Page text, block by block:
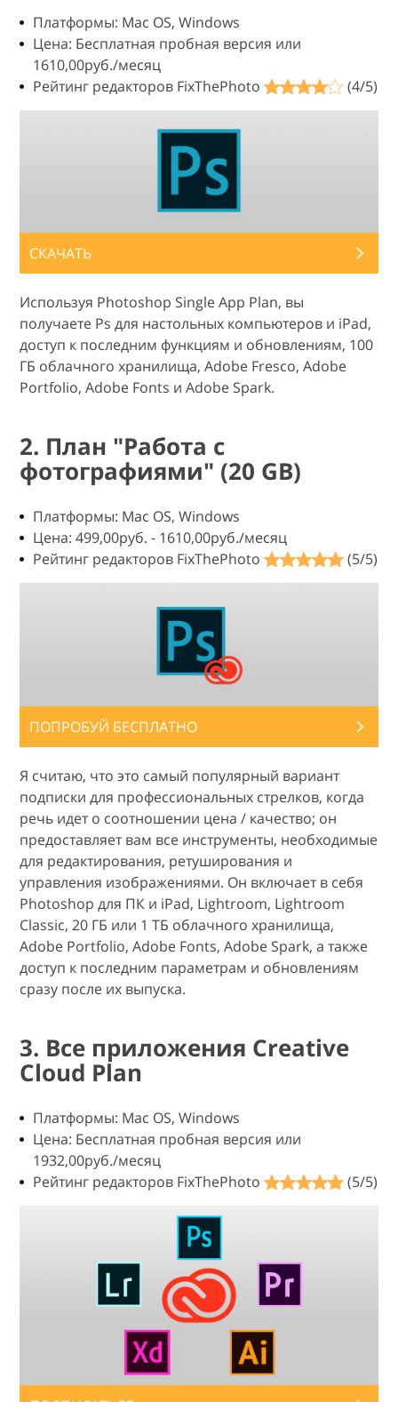
Платформы: Mac OS, Windows
Цена: Бесплатная пробная версия или
1610,00руб./месяц
Рейтинг редакторов FixThePhoto
(4/5)
СКАЧАТЬ
Используя Photoshop Single App Plan, вы
получаете Ps для настольных компьютеров и iPad,
доступ к последним функциям и обновлениям, 100
ГБ облачного хранилища, Adobe Fresco, Adobe
Portfolio, Adobe Fonts и Adobe Spark.
2. План "Работа с
фотографиями" (20 GB)
Платформы: Mac OS, Windows
Цена: 499,00руб. - 1610,00руб./месяц
Рейтинг редакторов FixThePhoto
(5/5)
ПОПРОБУЙ БЕСПЛАТНО
Я считаю, что это самый популярный вариант
подписки для профессиональных стрелков, когда
речь идет о соотношении цена / качество; он
предоставляет вам все инструменты, необходимые
для редактирования, ретуширования и
управления изображениями. Он включает в себя
Photoshop для ПК и iPad, Lightroom, Lightroom
Classic, 20 ГБ или 1 ТБ облачного хранилища,
Adobe Portfolio, Adobe Fonts, Adobe Spark, а также
доступ к последним параметрам и обновлениям
сразу после их выпуска.
3. Все приложения Creative
Cloud Plan
Платформы: Mac OS, Windows
Цена: Бесплатная пробная версия или
1932,00руб./месяц
Рейтинг редакторов FixThePhoto
(5/5)